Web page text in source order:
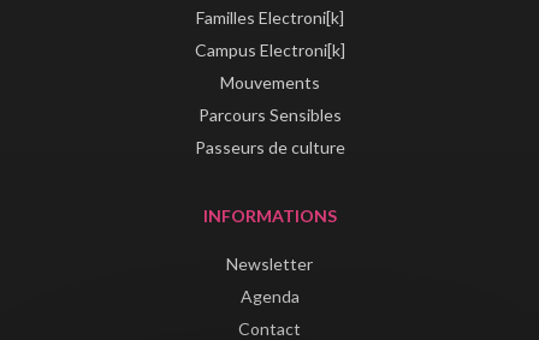
Familles Electroni[k]
Campus Electroni[k]
Mouvements
Parcours Sensibles
Passeurs de culture
INFORMATIONS
Newsletter
Agenda
Contact